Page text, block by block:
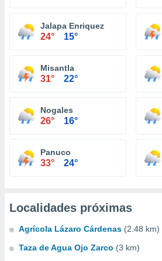
Jalapa Enriquez
24° 15°
Misantla
31° 22°
Nogales
26° 16°
Panuco
33° 24°
Localidades próximas
Agrícola Lázaro Cárdenas (2.48 km)
Taza de Agua Ojo Zarco (3 km)